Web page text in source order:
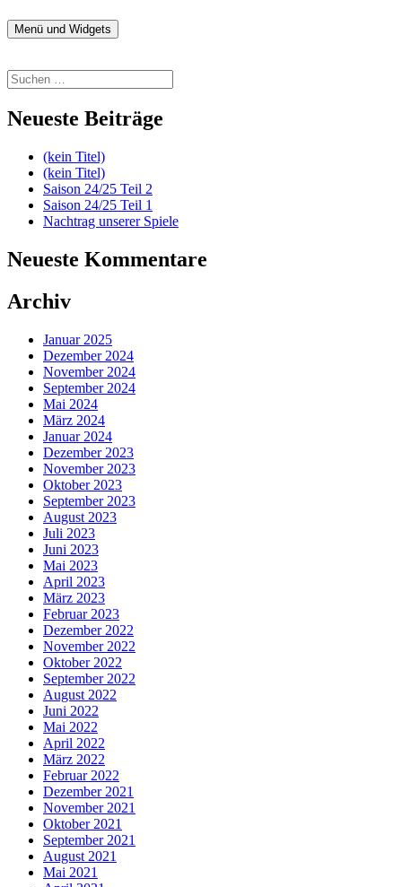
Inhalt
fussball.nenitschka.de
News Blog der F-Jugend
Menü und Widgets
Suchen
nach:
Neueste Beiträge
(kein Titel)
(kein Titel)
Saison 24/25 Teil 2
Saison 24/25 Teil 1
Nachtrag unserer Spiele
Neueste Kommentare
Archiv
Januar 2025
Dezember 2024
November 2024
September 2024
Mai 2024
März 2024
Januar 2024
Dezember 2023
November 2023
Oktober 2023
September 2023
August 2023
Juli 2023
Juni 2023
Mai 2023
April 2023
März 2023
Februar 2023
Dezember 2022
November 2022
Oktober 2022
September 2022
August 2022
Juni 2022
Mai 2022
April 2022
März 2022
Februar 2022
Dezember 2021
November 2021
Oktober 2021
September 2021
August 2021
Mai 2021